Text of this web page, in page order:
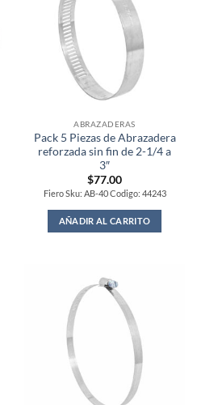
ABRAZADERAS
Pack 5 Piezas de Abrazadera
reforzada sin fin de 2-1/4 a
3″
$77.00
Fiero Sku: AB-40 Codigo: 44243
AÑADIR AL CARRITO